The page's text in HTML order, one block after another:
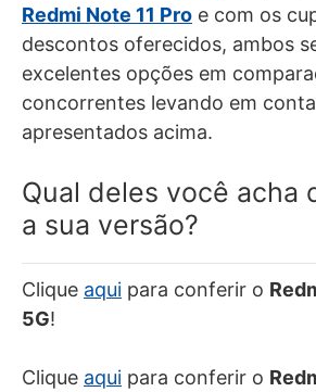
Redmi Note 11 Pro e com os
descontos oferecidos, ambos
excelentes opções em
concorrentes levando em
apresentados acima.
Qual deles você acha
a sua versão?
Clique aqui para conferir o
5G!
Clique aqui para conferir o